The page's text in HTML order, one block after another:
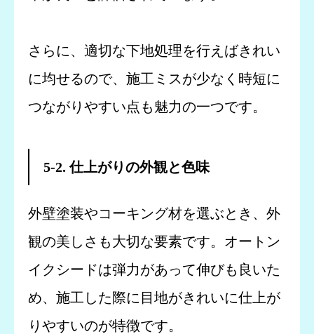
さらに、適切な下地処理を行えばきれい
に均せるので、施工ミスが少なく時短に
つながりやすい点も魅力の一つです。
5-2. 仕上がりの外観と色味
外壁塗装やコーキング材を選ぶとき、外
観の美しさも大切な要素です。オートン
イクシードは弾力があって伸びも良いた
め、施工した際に目地がきれいに仕上が
りやすいのが特徴です。